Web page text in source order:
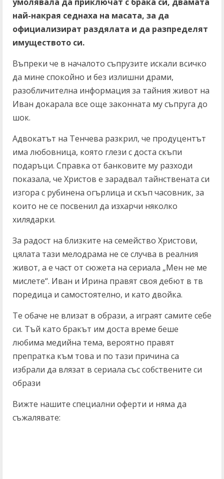
най-накрая седнаха на масата, за да
официализират раздялата и да разпределят
имуществото си.
Въпреки че в началото съпрузите искали всичко
да мине спокойно и без излишни драми,
разобличителна информация за тайния живот на
Иван докарала все още законната му съпруга до
шок.
Адвокатът на Тенчева разкрил, че продуцентът
има любовница, която глези с доста скъпи
подаръци. Справка от банковите му разходи
показала, че Христов е зарадвал тайнствената си
изгора с рубинена огърлица и скъп часовник, за
които не се посвенил да изхарчи няколко
хилядарки.
За радост на близките на семейство Христови,
цялата тази мелодрама не се случва в реалния
живот, а е част от сюжета на сериала „Мен не ме
мислете“. Иван и Ирина правят своя дебют в тв
поредица и самостоятелно, и като двойка.
Те обаче не влизат в образи, а играят самите себе
си. Тъй като бракът им доста време беше
любима медийна тема, вероятно правят
препратка към това и по тази причина са
избрали да влязат в сериала със собствените си
образи
Вижте нашите специални оферти и няма да
съжалявате: